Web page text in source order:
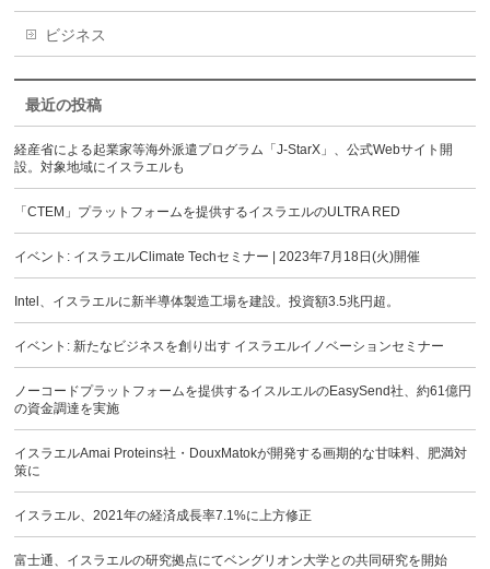
ビジネス
最近の投稿
経産省による起業家等海外派遣プログラム「J-StarX」、公式Webサイト開
設。対象地域にイスラエルも
「CTEM」プラットフォームを提供するイスラエルのULTRA RED
イベント: イスラエルClimate Techセミナー | 2023年7月18日(火)開催
Intel、イスラエルに新半導体製造工場を建設。投資額3.5兆円超。
イベント: 新たなビジネスを創り出す イスラエルイノベーションセミナー
ノーコードプラットフォームを提供するイスルエルのEasySend社、約61億円
の資金調達を実施
イスラエルAmai Proteins社・DouxMatokが開発する画期的な甘味料、肥満対
策に
イスラエル、2021年の経済成長率7.1%に上方修正
富士通、イスラエルの研究拠点にてベングリオン大学との共同研究を開始